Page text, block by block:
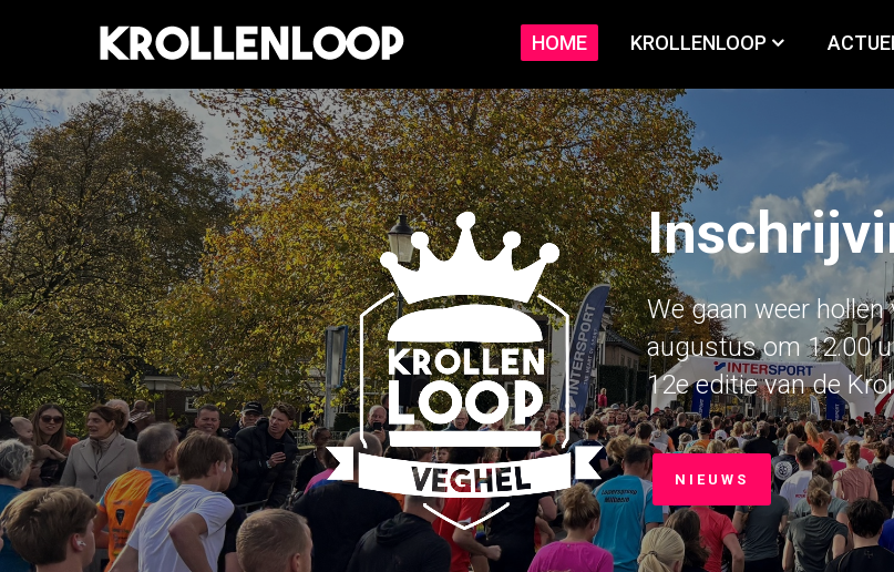
HOME KROLLENLOOP
We gaan weer
augustus om 12.00
12e editie van de
NIEUWS